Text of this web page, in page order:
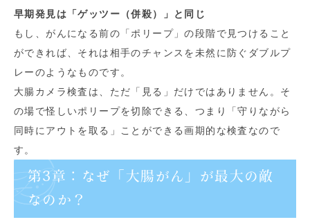
早期発見は「ゲッツー（併殺）」と同じ
もし、がんになる前の「ポリープ」の段階で見つけること
ができれば、それは相手のチャンスを未然に防ぐダブルプ
レーのようなものです。
大腸カメラ検査は、ただ「見る」だけではありません。そ
の場で怪しいポリープを切除できる、つまり「守りながら
同時にアウトを取る」ことができる画期的な検査なので
す。
第3章：なぜ「大腸がん」が最大の敵
なのか？